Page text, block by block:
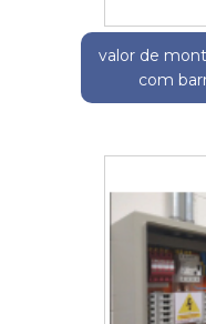
valor de
com